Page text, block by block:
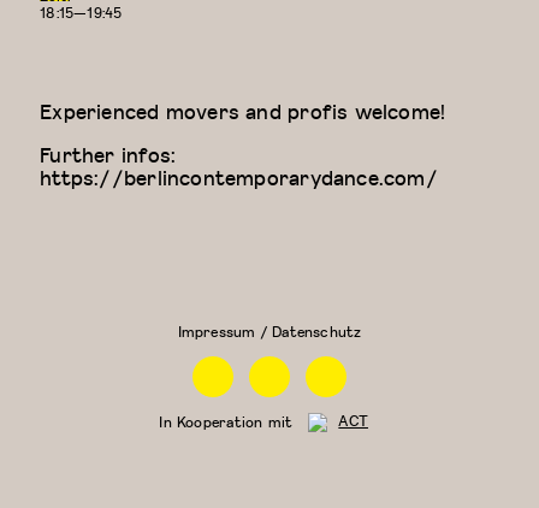
Experienced movers and profis welcome!
Further infos:
https://berlincontemporarydance.com/
18:15—19:45
Impressum / Datenschutz
FacebookInstagramLinkedin
In Kooperation mit